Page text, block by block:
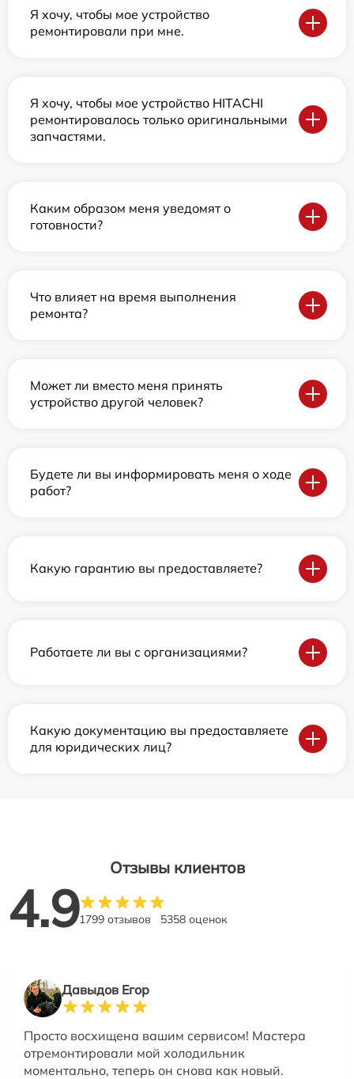
Я хочу, чтобы мое устройство
ремонтировали при мне.
Я хочу, чтобы мое устройство HITACHI
ремонтировалось только оригинальными
запчастями.
Каким образом меня уведомят о
готовности?
Что влияет на время выполнения
ремонта?
Может ли вместо меня принять
устройство другой человек?
Будете ли вы информировать меня о ходе
работ?
Какую гарантию вы предоставляете?
Работаете ли вы с организациями?
Какую документацию вы предоставляете
для юридических лиц?
Отзывы клиентов
4.91799 отзывов 5358 оценок
Давыдов Егор
Просто восхищена вашим сервисом! Мастера
отремонтировали мой холодильник
моментально, теперь он снова как новый.